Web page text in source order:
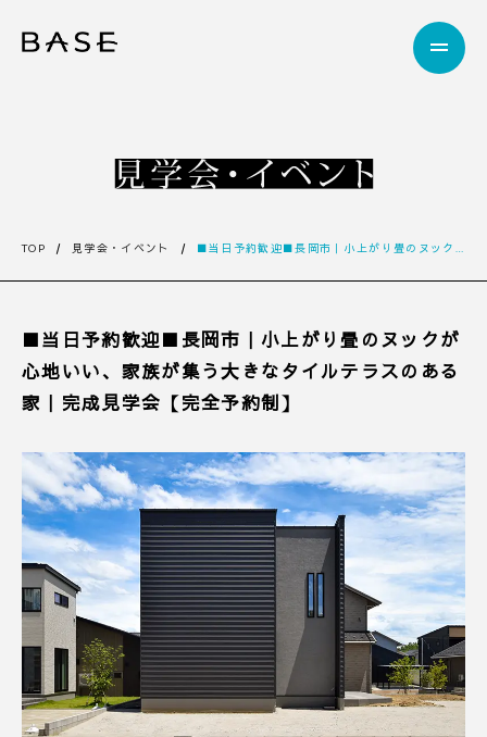
TOP 見学会・イベント
■当日予約歓迎■長岡市｜小上がり畳のヌックが
心地いい、家族が集う大きなタイルテラスのある
家｜完成見学会【完全予約制】